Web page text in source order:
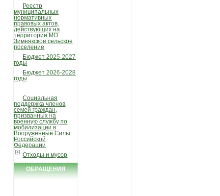
Реестр
муниципальных
нормативных
правовых актов,
действующих на
территории МО
Зимнякское сельское
поселение
Бюджет 2025-2027
годы
Бюджет 2026-2028
годы
Социальная
поддержка членов
семей граждан,
призванных на
военную службу по
мобилизации в
Вооруженные Силы
Российской
Федерации
Отходы и мусор
ОБРАЩЕНИЯ